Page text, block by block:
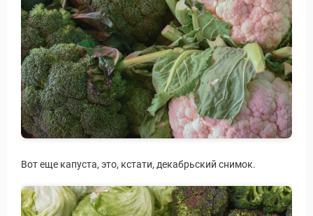
Вот еще капуста, это, кстати, декабрьский снимок.